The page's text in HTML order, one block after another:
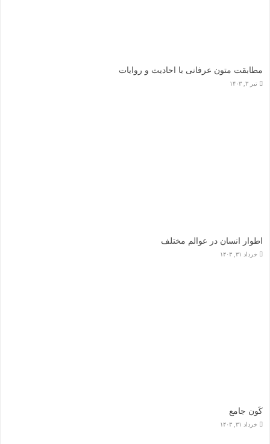
مطابقت متون عرفانی با احادیث و روایات
تیر ۳, ۱۴۰۳
اطوار انسان در عوالم مختلف
خرداد ۳۱, ۱۴۰۳
کَون جامع
خرداد ۳۱, ۱۴۰۳